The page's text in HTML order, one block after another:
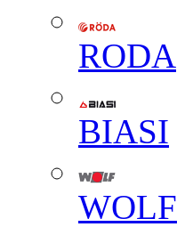
RODA
BIASI
WOLF